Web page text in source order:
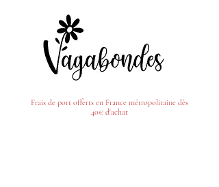
Frais de port offerts en France métropolitaine dès
40€ d'achat